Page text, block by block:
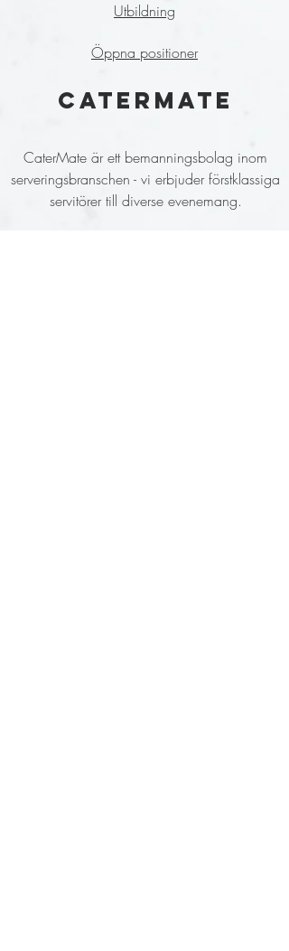
Utbildning
Öppna positioner
CATERMATE
CaterMate är ett bemanningsbolag inom
serveringsbranschen - vi erbjuder förstklassiga
servitörer till diverse evenemang.